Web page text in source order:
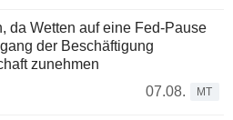
da Wetten auf eine Fed-Pause
der Beschäftigung
zunehmen
07.08.
MT